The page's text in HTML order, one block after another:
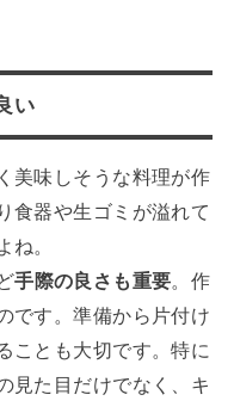
い
美味しそうな料理が作
食器や生ゴミが溢れて
ね。
手際の良さも重要。作
です。準備から片付け
ことも大切です。特に
見た目だけでなく、キ